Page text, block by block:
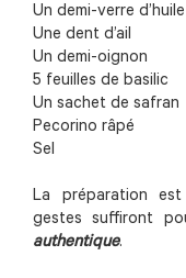
Un demi-verre
Une dent d’ail
Un demi-oignon
5 feuilles de basilic
Un sachet de safran
Pecorino râpé
Sel
La préparation
gestes suffiront
authentique.